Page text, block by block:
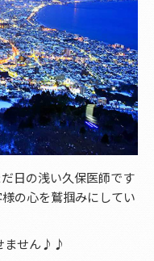
日の浅い久保医師です
の心を鷲掴みにしてい
ません♪♪